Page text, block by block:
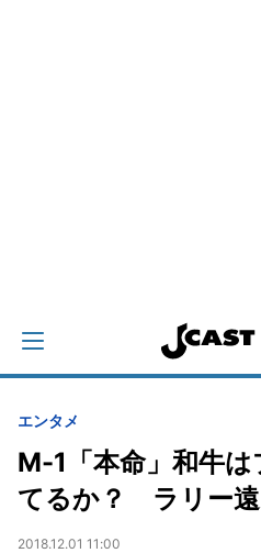
エンタメ
M-1「本命」和牛
てるか？ ラリー遠
2018.12.01 11:00